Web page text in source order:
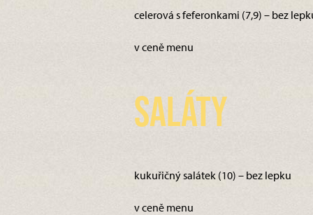
celerová s feferonkami (7,9) – bez
v ceně menu
Saláty
kukuřičný salátek (10) – bez lepku
v ceně menu